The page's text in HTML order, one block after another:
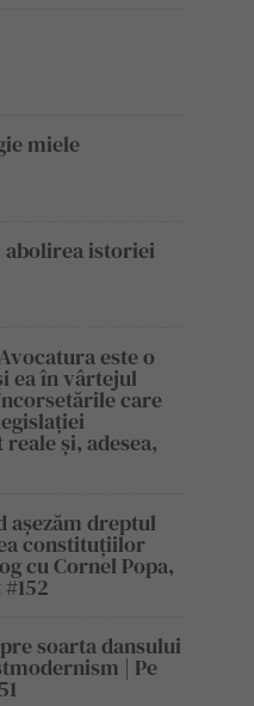
miele
abolirea istoriei
este o
ea în vârtejul
care
și, adesea,
așezăm dreptul
constituțiilor
cu Cornel Popa,
soarta dansului
| Pe